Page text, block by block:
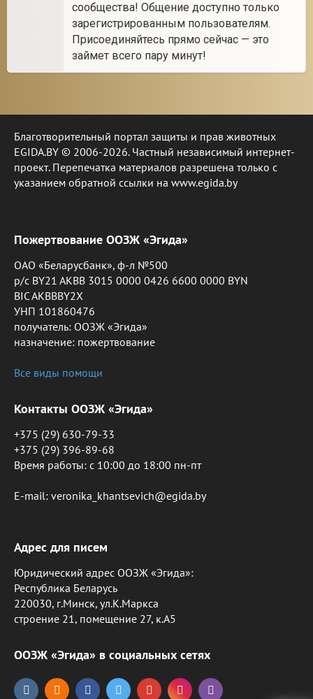
сообщества! Общение доступно только
зарегистрированным пользователям.
Присоединяйтесь прямо сейчас — это
займет всего пару минут!
Благотворительный портал защиты и прав животных
EGIDA.BY © 2006-2026. Частный независимый интернет-
проект. Перепечатка материалов разрешена только с
указанием обратной ссылки на www.egida.by
Пожертвование ООЗЖ «Эгида»
ОАО «Беларусбанк», ф-л №500
р/с BY21 AKBB 3015 0000 0426 6600 0000 BYN
BIC AKBBBY2X
УНП 101860476
получатель: ООЗЖ «Эгида»
назначение: пожертвование
Все виды помощи
Контакты ООЗЖ «Эгида»
+375 (29) 630-79-33
+375 (29) 396-89-68
Время работы: c 10:00 до 18:00 пн-пт
E-mail: veronika_khantsevich@egida.by
Адрес для писем
Юридический адрес ООЗЖ «Эгида»:
Республика Беларусь
220030, г.Минск, ул.К.Маркса
строение 21, помещение 27, к.А5
ООЗЖ «Эгида» в социальных сетях